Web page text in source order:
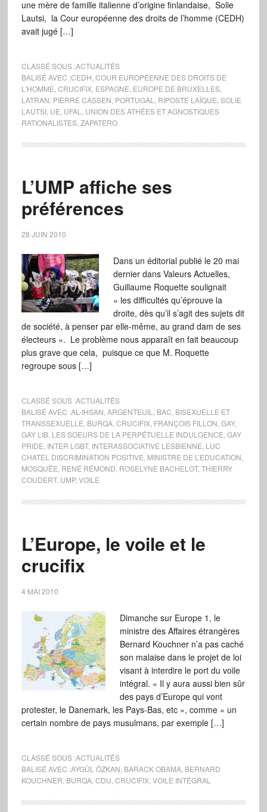
une mère de famille italienne d’origine finlandaise, Solie
Lautsi, la Cour européenne des droits de l’homme (CEDH)
avait jugé […]
CLASSÉ SOUS :ACTUALITÉS
BALISÉ AVEC :CEDH COUR EUROPÉENNE DES DROITS DE
L'HOMME CRUCIFIX, ESPAGNE EUROPE DE BRUXELLES,
LATRAN PIERRE CASSEN PORTUGAL RIPOSTE LAÏQUE SOLIE
LAUTSI, UE UFAL
UNION DES ATHÉES ET AGNOSTIQUES
RATIONALISTES, ZAPATERO
L’UMP affiche ses
préférences
28 JUIN 2010
Dans un éditorial publié le 20 mai
dernier dans Valeurs Actuelles,
Guillaume Roquette soulignait
« les difficultés qu’éprouve la
droite, dès qu’il s’agit des sujets dit
de société, à penser par elle-même, au grand dam de ses
électeurs ». Le problème nous apparaît en fait beaucoup
plus grave que cela, puisque ce que M. Roquette
regroupe sous […]
CLASSÉ SOUS :ACTUALITÉS
BALISÉ AVEC :AL-IHSAN ARGENTEUIL BAC BISEXUELLE ET
TRANSSEXUELLE BURQA, CRUCIFIX, FRANÇOIS FILLON GAY,
GAY LIB. LES SOEURS DE LA PERPÉTUELLE INDULGENCE GAY
PRIDE INTER LGBT, INTERASSOCIATIVE LESBIENNE LUC
CHATEL DISCRIMINATION POSITIVE MINISTRE DE L’EDUCATION
MOSQUÉE RENÉ RÉMOND ROSELYNE BACHELOT, THIERRY
COUDERT, UMP, VOILE
L’Europe, le voile et le
crucifix
4 MAI 2010
Dimanche sur Europe 1, le
ministre des Affaires étrangères
Bernard Kouchner n’a pas caché
son malaise dans le projet de loi
visant à interdire le port du voile
intégral. « Il y aura aussi bien sûr
des pays d’Europe qui vont
protester, le Danemark, les Pays-Bas, etc », comme « un
certain nombre de pays musulmans, par exemple […]
CLASSÉ SOUS :ACTUALITÉS
BALISÉ AVEC :AYGÜL ÖZKAN BARACK OBAMA, BERNARD
KOUCHNER BURQA, CDU CRUCIFIX, VOILE INTÉGRAL